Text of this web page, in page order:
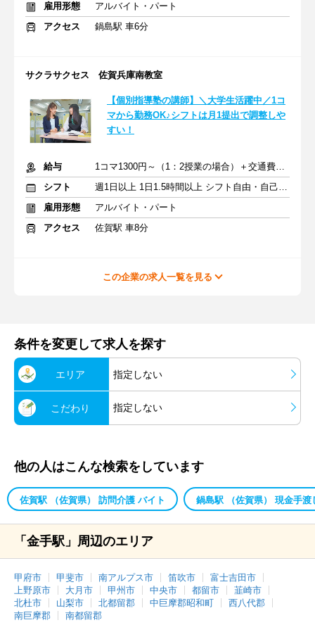
雇用形態
アルバイト・パート
アクセス
鍋島駅 車6分
サクラサクセス 佐賀兵庫南教室
【個別指導塾の講師】＼大学生活躍中／1コ
マから勤務OK♪シフトは月1提出で調整しや
すい！
給与
1コマ1300円～（1：2授業の場合）＋交通費支給
シフト
週1日以上 1日1.5時間以上 シフト自由・自己申告
雇用形態
アルバイト・パート
アクセス
佐賀駅 車8分
この企業の求人一覧を見る
条件を変更して求人を探す
エリア 指定しない
こだわり 指定しない
他の人はこんな検索をしています
佐賀駅 （佐賀県） 訪問介護 バイト 鍋島駅 （佐賀県） 現金手渡
「金手駅」周辺のエリア
甲府市 甲斐市 南アルプス市 笛吹市
富士吉田市
上野原市
大月市 甲州市 中央市 都留市
韮崎市
北杜市
山梨市 北都留郡 中巨摩郡昭和町
西八代郡
南巨摩郡
南都留郡